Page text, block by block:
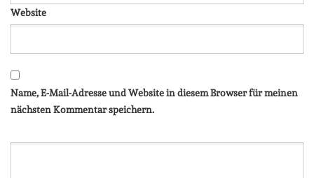
Website
Name, E-Mail-Adresse und Website in diesem Browser für meinen
nächsten Kommentar speichern.